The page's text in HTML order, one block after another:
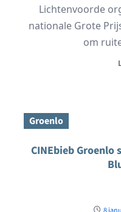
Lichtenvoorde
nationale Grote
om
Groenlo
CINEbieb Groenlo